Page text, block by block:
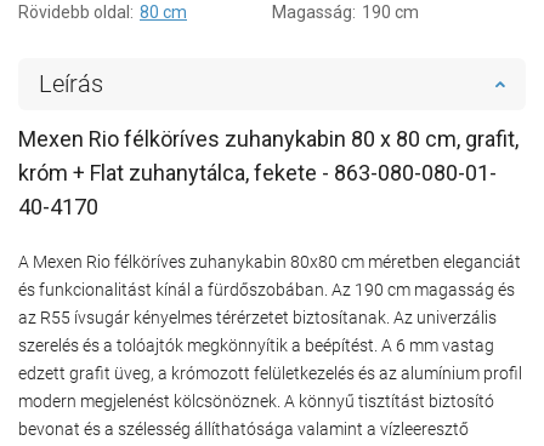
Rövidebb oldal: 80 cm Magasság: 190 cm
Leírás
Mexen Rio félköríves zuhanykabin 80 x 80 cm, grafit,
króm + Flat zuhanytálca, fekete - 863-080-080-01-
40-4170
A Mexen Rio félköríves zuhanykabin 80x80 cm méretben eleganciát
és funkcionalitást kínál a fürdőszobában. Az 190 cm magasság és
az R55 ívsugár kényelmes térérzetet biztosítanak. Az univerzális
szerelés és a tolóajtók megkönnyítik a beépítést. A 6 mm vastag
edzett grafit üveg, a krómozott felületkezelés és az alumínium profil
modern megjelenést kölcsönöznek. A könnyű tisztítást biztosító
bevonat és a szélesség állíthatósága valamint a vízleeresztő